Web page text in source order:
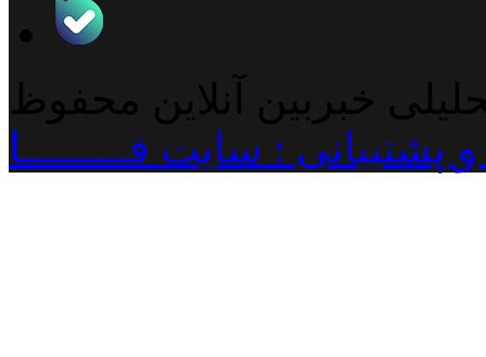
خبربین آنلاین محفوظ
: سایت فـــــــــا